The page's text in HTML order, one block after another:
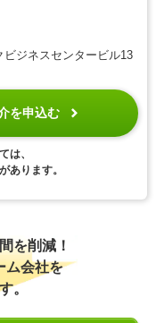
ジネスセンタービル13
を申込む
は、
あります。
を削減！
ム会社を
。